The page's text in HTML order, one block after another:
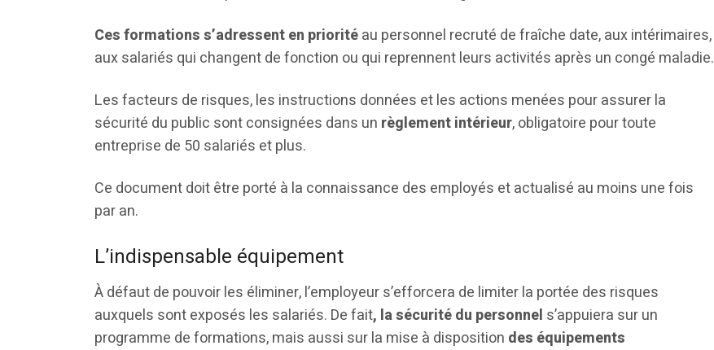
Ces formations s’adressent en prioritéau personnel recruté de fraîche date, aux intérimaires,
aux salariés qui changent de fonction ou qui reprennent leurs activités après un congé maladie.
Les facteurs de risques, les instructions données et les actions menées pour assurer la
sécurité du public sont consignées dans un règlement intérieur, obligatoire pour toute
entreprise de 50 salariés et plus.
Ce document doit être porté à la connaissance des employés et actualisé au moins une fois
par an.
L’indispensable équipement
À défaut de pouvoir les éliminer, l’employeur s’efforcera de limiter la portée des risques
auxquels sont exposés les salariés. De fait, la sécurité du personnel s’appuiera sur un
programme de formations, mais aussi sur la mise à disposition des équipements